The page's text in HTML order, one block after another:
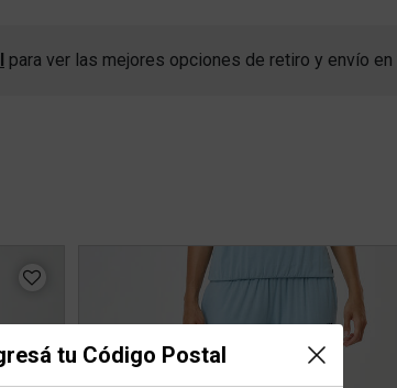
tu Código Postal
para ver las mejores opciones de retiro y envío en